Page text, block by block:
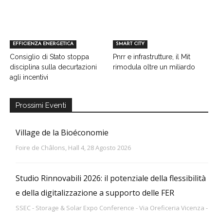
EFFICIENZA ENERGETICA
Consiglio di Stato stoppa
disciplina sulla decurtazioni
agli incentivi
SMART CITY
Pnrr e infrastrutture, il Mit
rimodula oltre un miliardo
Prossimi Eventi
Village de la Bioéconomie
Foire de Châlons, Hall 4, 28 Agosto 2026
Studio Rinnovabili 2026: il potenziale della flessibilità
e della digitalizzazione a supporto delle FER
SSEC - Storage & Solar Expo Conference - Via Oreficeria Vicenza -